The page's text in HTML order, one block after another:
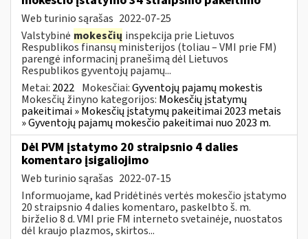
Web turinio sąrašas 2022-07-25
Valstybinė mokesčių inspekcija prie Lietuvos
Respublikos finansų ministerijos (toliau – VMI prie FM)
parengė informacinį pranešimą dėl Lietuvos
Respublikos gyventojų pajamų...
Metai: 2022 Mokesčiai:Gyventojų pajamų mokestis
Mokesčių žinyno kategorijos: Mokesčių įstatymų
pakeitimai » Mokesčių įstatymų pakeitimai 2023 metais
» Gyventojų pajamų mokesčio pakeitimai nuo 2023 m.
Dėl PVM įstatymo 20 straipsnio 4 dalies
komentaro įsigaliojimo
Web turinio sąrašas 2022-07-15
Informuojame, kad Pridėtinės vertės mokesčio įstatymo
20 straipsnio 4 dalies komentaro, paskelbto š. m.
birželio 8 d. VMI prie FM interneto svetainėje, nuostatos
dėl kraujo plazmos, skirtos...